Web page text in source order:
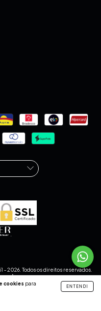
cookies para
ENTENDI
.
- 2026. Todos os direitos reservados.